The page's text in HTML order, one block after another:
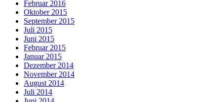
Februar 2016
Oktober 2015
September 2015
Juli 2015
Juni 2015
Februar 2015
Januar 2015
Dezember 2014
November 2014
August 2014
Juli 2014